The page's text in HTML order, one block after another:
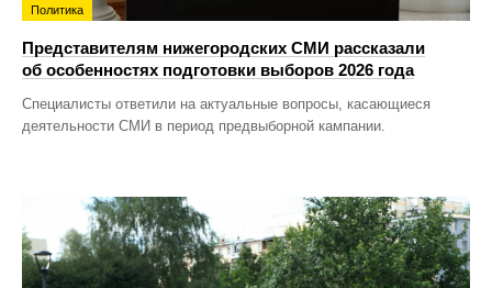
Политика
Представителям нижегородских СМИ рассказали
об особенностях подготовки выборов 2026 года
Специалисты ответили на актуальные вопросы, касающиеся
деятельности СМИ в период предвыборной кампании.